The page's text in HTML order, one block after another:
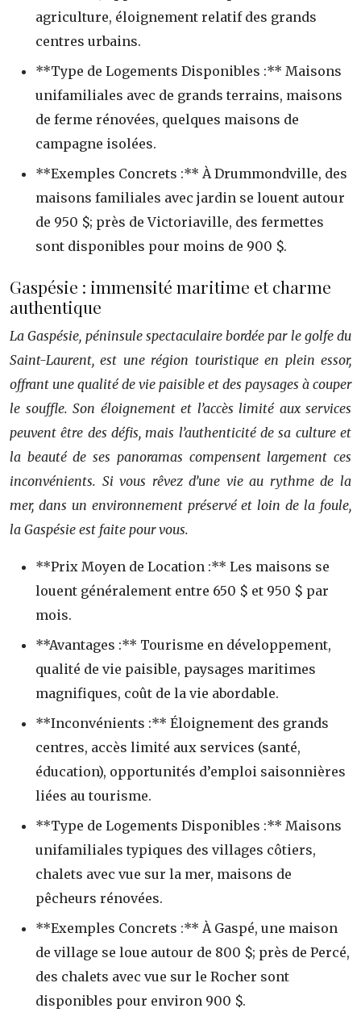
agriculture, éloignement relatif des grands
centres urbains.
**Type de Logements Disponibles :** Maisons
unifamiliales avec de grands terrains, maisons
de ferme rénovées, quelques maisons de
campagne isolées.
**Exemples Concrets :** À Drummondville, des
maisons familiales avec jardin se louent autour
de 950 $; près de Victoriaville, des fermettes
sont disponibles pour moins de 900 $.
Gaspésie : immensité maritime et charme
authentique
La Gaspésie, péninsule spectaculaire bordée par le golfe du
Saint-Laurent, est une région touristique en plein essor,
offrant une qualité de vie paisible et des paysages à couper
le souffle. Son éloignement et l’accès limité aux services
peuvent être des défis, mais l’authenticité de sa culture et
la beauté de ses panoramas compensent largement ces
inconvénients. Si vous rêvez d’une vie au rythme de la
mer, dans un environnement préservé et loin de la foule,
la Gaspésie est faite pour vous.
**Prix Moyen de Location :** Les maisons se
louent généralement entre 650 $ et 950 $ par
mois.
**Avantages :** Tourisme en développement,
qualité de vie paisible, paysages maritimes
magnifiques, coût de la vie abordable.
**Inconvénients :** Éloignement des grands
centres, accès limité aux services (santé,
éducation), opportunités d’emploi saisonnières
liées au tourisme.
**Type de Logements Disponibles :** Maisons
unifamiliales typiques des villages côtiers,
chalets avec vue sur la mer, maisons de
pêcheurs rénovées.
**Exemples Concrets :** À Gaspé, une maison
de village se loue autour de 800 $; près de Percé,
des chalets avec vue sur le Rocher sont
disponibles pour environ 900 $.